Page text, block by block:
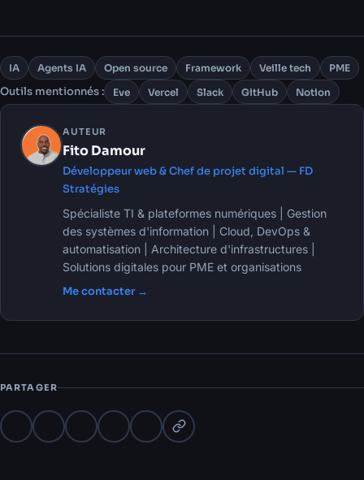
IA Agents IA Open source Framework Veille tech PME
Outils mentionnés : Eve Vercel Slack GitHub Notion
AUTEUR
Fito Damour
Développeur web & Chef de projet digital — FD
Stratégies
Spécialiste TI & plateformes numériques | Gestion
des systèmes d'information | Cloud, DevOps &
automatisation | Architecture d'infrastructures |
Solutions digitales pour PME et organisations
Me contacter →
PARTAGER